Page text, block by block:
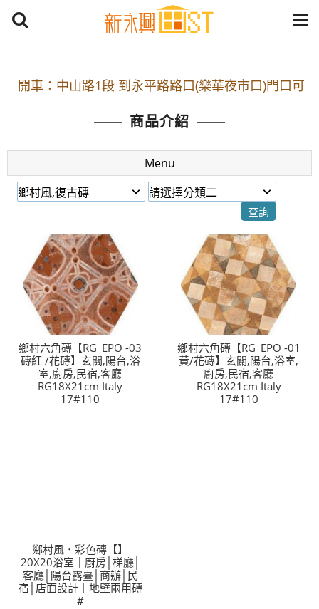
開車：中山路1段 到永平路路口(樂華夜市口)門口可
捷運： 中和線【頂溪站 2 號出口】往中山路1段139
號約10分鐘
原Line已滿 無法加Line好友 請親愛的客戶加入
LINE官方帳號@a0975005573
開車：中山路1段 到永平路路口(樂華夜市口)門口可
捷運： 中和線【頂溪站 2 號出口】往中山路1段139
號約10分鐘
原Line已滿 無法加Line好友 請親愛的客戶加入
LINE官方帳號@a0975005573
商品介紹
Menu
鄉村六角磚【RG_EPO -03
磚紅 /花磚】玄關,陽台,浴
室,廚房,民宿,客廳
RG18X21cm Italy
17#110
鄉村六角磚【RG_EPO -01
黃/花磚】玄關,陽台,浴室,
廚房,民宿,客廳
RG18X21cm Italy
17#110
鄉村風．彩色磚【】
20X20浴室｜廚房│梯廳│
客廳│陽台露臺│商辦│民
宿│店面設計｜地壁兩用磚
#